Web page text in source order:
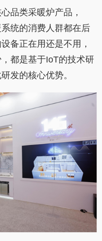
品类采暖炉产品，
统的消费人群都在后
备正在用还是不用，
都是基于IoT的技术研
发的核心优势。